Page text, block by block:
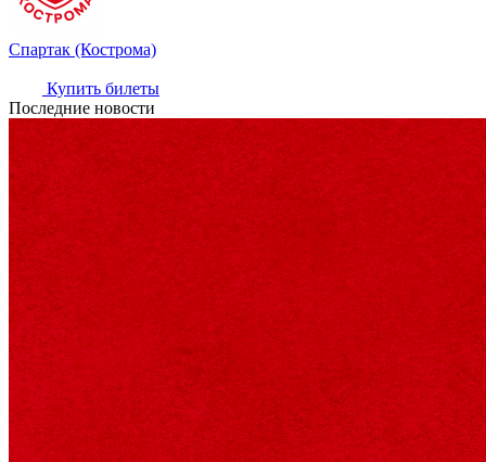
Спартак (Кострома)
Купить билеты
Последние новости